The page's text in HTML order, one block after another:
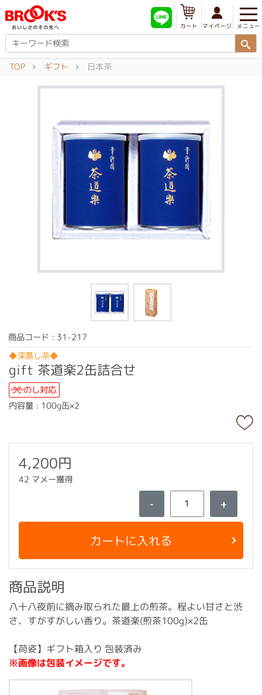
メニュー
マイページ
カート
TOP ギフト 日本茶
商品コード : 31-217
◆深蒸し茶◆
gift 茶道楽2缶詰合せ
のし対応
内容量 : 100g缶×2
4,200円
42 マメー獲得
- +
カートに入れる
商品説明
八十八夜前に摘み取られた最上の煎茶。程よい甘さと渋
さ、すがすがしい香り。茶道楽(煎茶100g)×2缶
【荷姿】ギフト箱入り 包装済み
※画像は包装イメージです。